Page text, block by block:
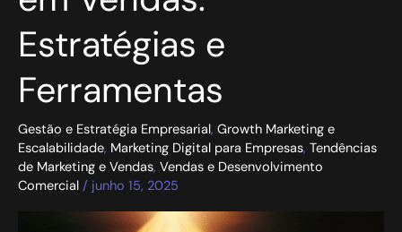
Estratégias e
Ferramentas
Gestão e Estratégia Empresarial, Growth Marketing e
Escalabilidade, Marketing Digital para Empresas, Tendências
de Marketing e Vendas, Vendas e Desenvolvimento
Comercial / junho 15, 2025
Ferramentas